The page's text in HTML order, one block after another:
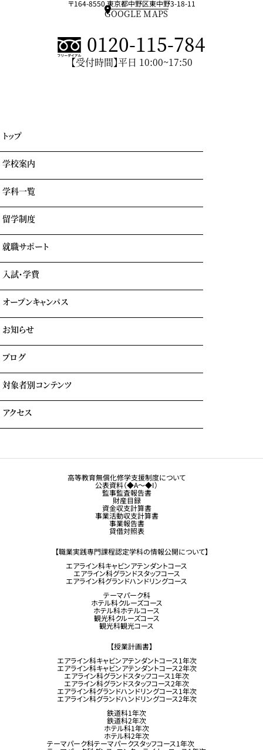
〒164-8550 東京都中野区東中野3-18-11
GOOGLE MAPS
0120-115-784
【受付時間】平日 10:00~17:50
トップ
学校案内
学園情報・教育理念
リアルな実習室
業界出身の自慢の講師陣
学科一覧
エアライン科
ホテル科
テーマパーク科
留学制度
GOTEMBA ENGLISH CAMP
就職サポート
就職内定実績一覧
入試・学費
学費について
自立進学サポート
各種奨学金・教育ローン・給付金
よくある質問
オープンキャンパス
イベント参加時のサポート
お知らせ
ブログ
対象者別コンテンツ
大学生・社会人の方へ
観光業界 進学ガイドブック
アクセス
高等教育無償化修学支援制度について
公表資料（◆A～◆I）
監事監査報告書
財産目録
資金収支計算書
事業活動収支計算書
事業報告書
貸借対照表
【職業実践専門課程認定学科の情報公開について】
エアライン科キャビンアテンダントコース
エアライン科グランドスタッフコース
エアライン科グランドハンドリングコース
テーマパーク科
ホテル科クルーズコース
ホテル科ホテルコース
観光科クルーズコース
観光科観光コース
【授業計画書】
エアライン科キャビンアテンダントコース1年次
エアライン科キャビンアテンダントコース2年次
エアライン科グランドスタッフコース1年次
エアライン科グランドスタッフコース2年次
エアライン科グランドハンドリングコース1年次
エアライン科グランドハンドリングコース2年次
鉄道科1年次
鉄道科2年次
ホテル科1年次
ホテル科2年次
テーマパーク科テーマパークスタッフコース1年次